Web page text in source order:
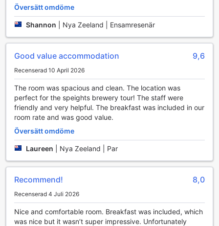
ger dig sinnesro medan du njuter av ditt besök i denna
vackra stad.
Kingsgate Hotel Dunedin erbjuder utmärkta
utforska den vackra staden Dunedin och dess omgivningar.
Hotellet har en bekväm parkeringsplats på plats, vilket
innebär att du kan parkera ditt fordon säkert och enkelt
under din vistelse. Självparkering är tillgänglig för gäster,
vilket ger dig friheten att komma och gå som du vill.
Observera att parkeringsavgifter kan tillkomma, så det är
bra att ha detta i åtanke när du planerar din resa.
För dem som föredrar att inte köra, erbjuder Kingsgate
Hotel Dunedin även en pålitlig taxitjänst. Detta gör det
enkelt att ta sig till och från hotellet, samt att utforska
affärer eller nöje, är transportalternativen på Kingsgate
Hotel Dunedin designade för att ge dig en smidig och
bekväm upplevelse.
Rumfaciliteter på Kingsgate Hotel Dunedin
Översätt omdöme
Shannon Nya Zeeland | Ensamresenär
Good value accommodation 9,6
Recenserad 10 April 2026
The room was spacious and clean. The location was
perfect for the speights brewery tour! The staff were
friendly and very helpful. The breakfast was included in our
room rate and was good value.
Översätt omdöme
Laureen Nya Zeeland | Par
Recommend! 8,0
Recenserad 4 Juli 2026
Nice and comfortable room. Breakfast was included, which
was nice but it wasn’t super impressive. Unfortunately